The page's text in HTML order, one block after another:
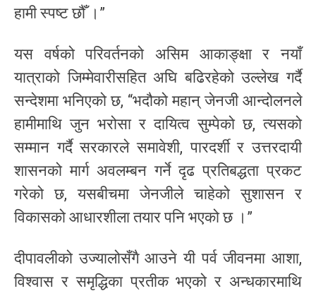
हामी स्पष्ट छौँ ।”
यस वर्षको परिवर्तनको असिम आकाङ्क्षा र नयाँ
यात्राको जिम्मेवारीसहित अघि बढिरहेको उल्लेख गर्दै
सन्देशमा भनिएको छ, “भदौको महान् जेनजी आन्दोलनले
हामीमाथि जुन भरोसा र दायित्व सुम्पेको छ, त्यसको
सम्मान गर्दै सरकारले समावेशी, पारदर्शी र उत्तरदायी
शासनको मार्ग अवलम्बन गर्ने दृढ प्रतिबद्धता प्रकट
गरेको छ, यसबीचमा जेनजीले चाहेको सुशासन र
विकासको आधारशीला तयार पनि भएको छ ।”
दीपावलीको उज्यालोसँगै आउने यी पर्व जीवनमा आशा,
विश्वास र समृद्धिका प्रतीक भएको र अन्धकारमाथि